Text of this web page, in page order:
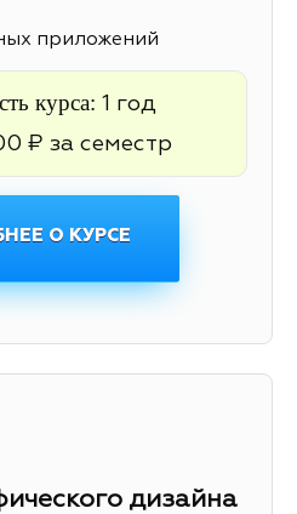
приложений
курса: 1 год
₽ за семестр
О КУРСЕ
дизайна